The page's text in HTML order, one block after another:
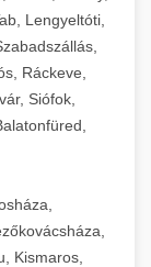
Lengyeltóti,
Ráckeve,
Siófok,
Kismaros,